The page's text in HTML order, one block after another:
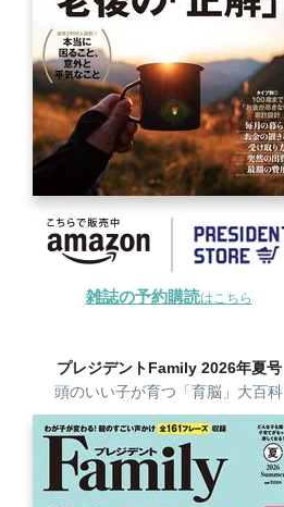
雑誌の予約購読はこちら
プレジデントFamily 2026年夏号
頭のいい子が育つ「育脳」大百科